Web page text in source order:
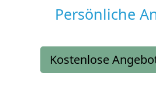
Persönliche
Kostenlose